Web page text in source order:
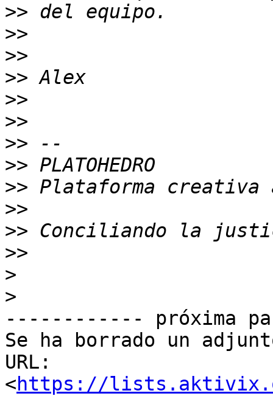
>>
>>
>>
>>
>>
>>
>>
>>
>>
>>
>>
>>
>
>
------------ próxima
Se ha borrado un
URL:
<https://